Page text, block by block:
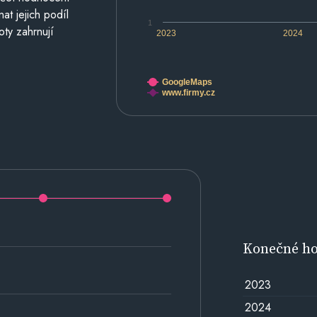
2023 2024
1
GoogleMaps
www.firmy.cz
jejich podíl
zahrnují
Konečné
2023
2024